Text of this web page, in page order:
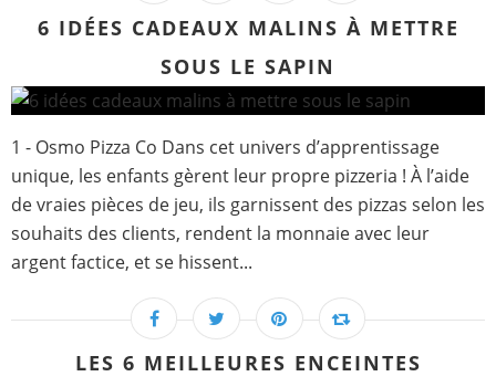
6 IDÉES CADEAUX MALINS À METTRE
SOUS LE SAPIN
1 - Osmo Pizza Co Dans cet univers d’apprentissage
unique, les enfants gèrent leur propre pizzeria ! À l’aide
de vraies pièces de jeu, ils garnissent des pizzas selon les
souhaits des clients, rendent la monnaie avec leur
argent factice, et se hissent...
LES 6 MEILLEURES ENCEINTES